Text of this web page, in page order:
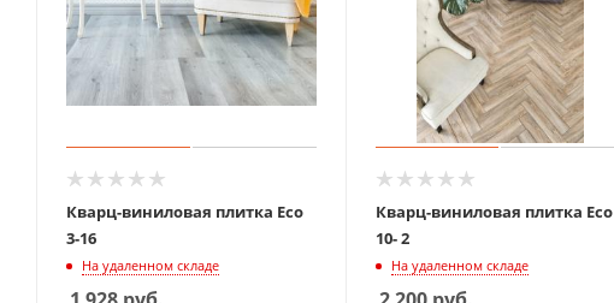
Кварц-виниловая плитка Eco
3-16
На удаленном складе
Кварц-виниловая плитка Eco
10- 2
На удаленном складе